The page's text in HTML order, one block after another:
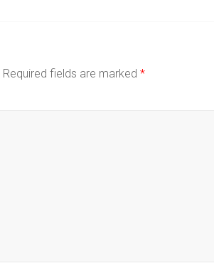
Required fields are marked *